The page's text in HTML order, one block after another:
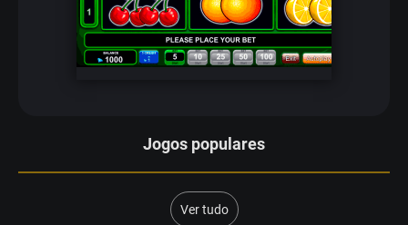
Jogos populares
Ver tudo